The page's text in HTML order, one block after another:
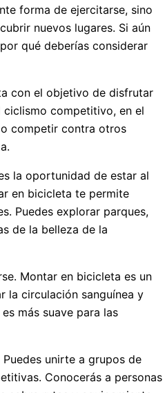
forma de ejercitarse, sino
nuevos lugares. Si aún
qué deberías considerar
con el objetivo de disfrutar
competitivo, en el
competir contra otros
la oportunidad de estar al
en bicicleta te permite
Puedes explorar parques,
de la belleza de la
Montar en bicicleta es un
la circulación sanguínea y
más suave para las
unirte a grupos de
Conocerás a personas